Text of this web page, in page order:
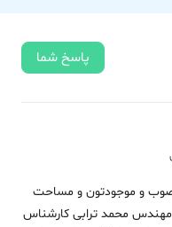
پاسخ شما
و موجودتون و مساحت
.مهندس محمد ترابی کارشناس